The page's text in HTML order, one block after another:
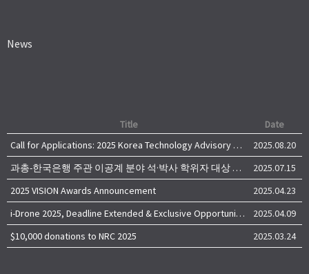
News
Title
Date
Call for Applications: 2025 Korea Technology Advisory Group (K-TAG)
2025.08.20
과총-한국은행 주관 이공계 분야 석·박사 학위자 대상 서베이
2025.07.15
2025 VISION Awards Announcement
2025.04.23
i-Drone 2025, Deadline Extended & Exclusive Opportunity to Travel to Korea!
2025.04.09
$10,000 donations to NRC 2025
2025.03.24